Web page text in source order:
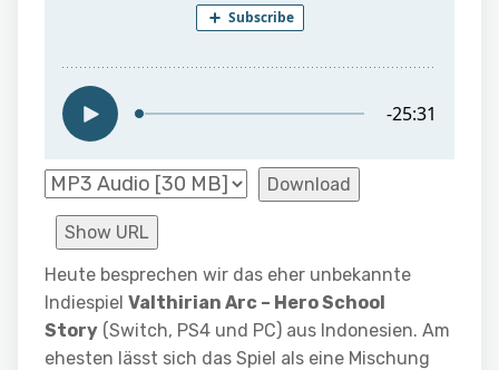
Download
Show URL
Heute besprechen wir das eher unbekannte
Indiespiel Valthirian Arc – Hero School
Story (Switch, PS4 und PC) aus Indonesien. Am
ehesten lässt sich das Spiel als eine Mischung